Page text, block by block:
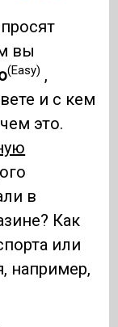
вы
(Easy) ,
и с кем
это.
в
Как
или
например,